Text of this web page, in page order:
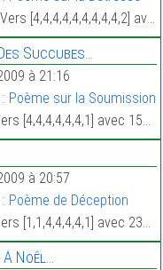
avec 334 Mots.
Succubes…
à 21:16
Poème sur la Soumission
avec 155 Mots.
à 20:57
Poème de Déception
avec 233 Mots.
Noêl…